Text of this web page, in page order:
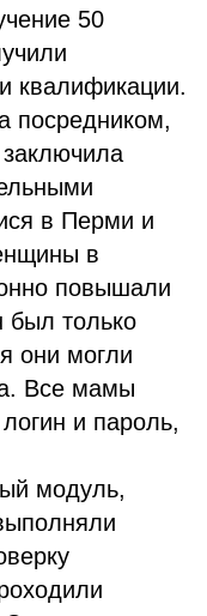
50
квалификации.
посредником,
заключила
в Перми и
в
повышали
только
они могли
Все мамы
и пароль,
модуль,